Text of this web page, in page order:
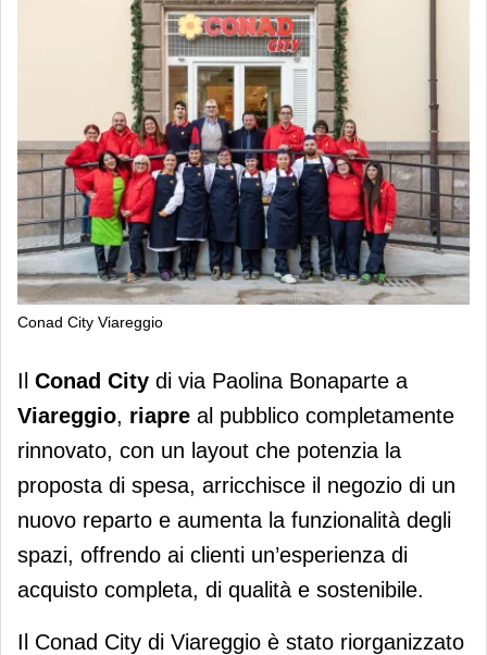
Conad City Viareggio
Riapre il Conad City di via Paolina
Bonaparte a Viareggio
Il Conad City di via Paolina Bonaparte a
Viareggio, riapre al pubblico completamente
rinnovato, con un layout che potenzia la
proposta di spesa, arricchisce il negozio di un
nuovo reparto e aumenta la funzionalità degli
spazi, offrendo ai clienti un’esperienza di
acquisto completa, di qualità e sostenibile.
Il Conad City di Viareggio è stato riorganizzato